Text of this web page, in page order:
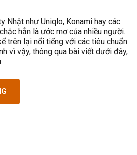
Nhật như Uniqlo, Konami hay các
hẳn là ước mơ của nhiều người.
trên lại nổi tiếng với các tiêu chuẩn
vì vậy, thông qua bài viết dưới đây,